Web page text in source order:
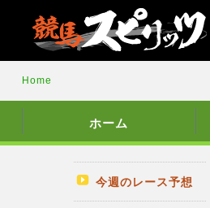
Home
ホーム
今週のレース予想